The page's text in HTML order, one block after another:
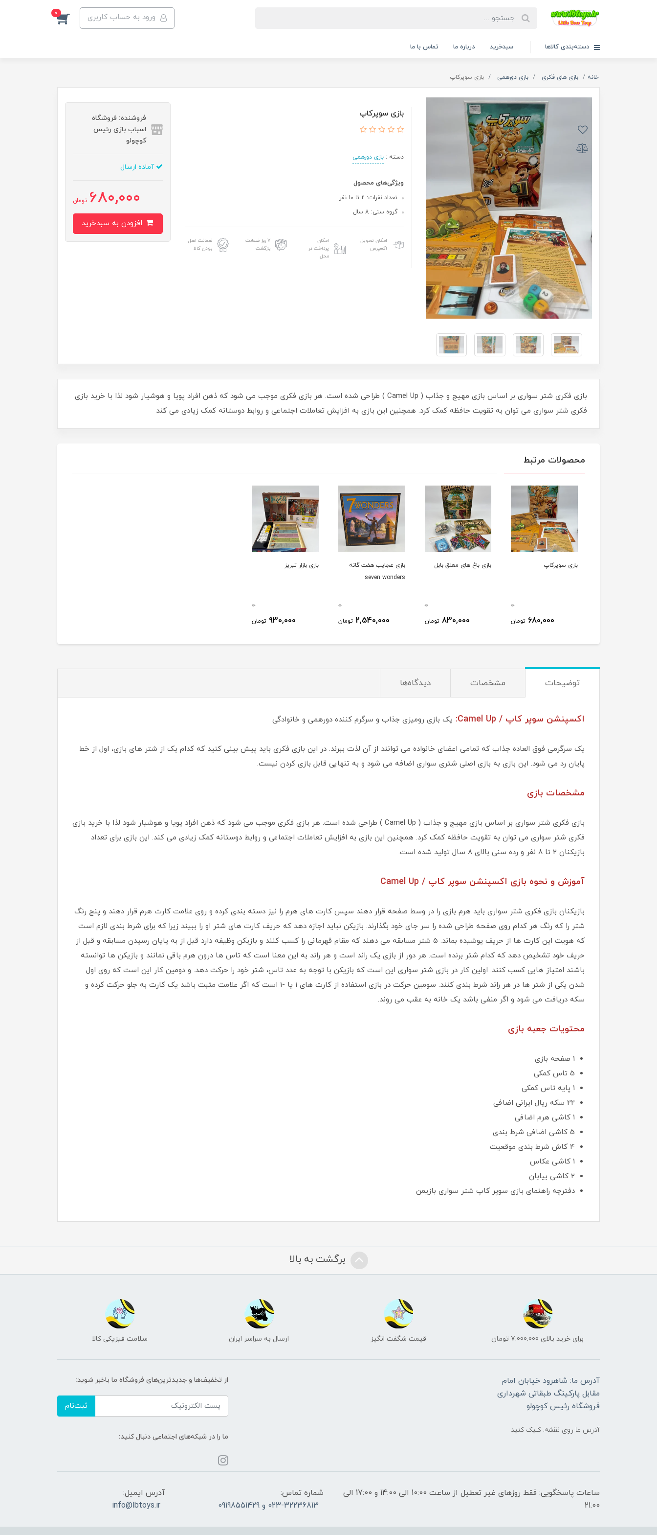
ورود به حساب کاربری 0
دسته‌بندی کالاها سبدخرید درباره ما تماس با ما
خانه بازی های فکری بازی دورهمی بازی سوپرکاپ
بازی سوپرکاپ
دسته :بازی دورهمی
ویژگی‌های محصول
تعداد نفرات: 2 تا 10 نفر
گروه سنی: 8 سال
امکان تحویل
اکسپرس
امکان
پرداخت در
محل
۷ روز ضمانت
بازگشت
ضمانت اصل
بودن کالا
فروشنده: فروشگاه
اسباب بازی رئیس
کوچولو
آماده ارسال
680,000 تومان
بازی فکری شتر سواری بر اساس بازی مهیج و جذاب ( Camel Up ) طراحی شده است. هر بازی فکری موجب می‌ شود که ذهن افراد پویا و هوشیار شود لذا با خرید بازی
فکری شتر سواری می‌ توان به تقویت حافظه کمک کرد. همچنین این بازی به افزایش تعاملات اجتماعی و روابط دوستانه کمک زیادی می ‌کند
محصولات مرتبط
بازی سوپرکاپ
0
680,000 تومان
بازی باغ های معلق بابل
0
830,000 تومان
بازی عجایب هفت گانه
seven wonders
0
2,540,000 تومان
بازی بازار تبريز
0
930,000 تومان
توضیحات مشخصات دیدگاه‌ها
اکسپنشن سوپر کاپ / Camel Up: یک بازی رومیزی جذاب و سرگرم کننده دورهمی و خانوادگی
یک سرگرمی فوق العاده جذاب که تمامی اعضای خانواده می توانند از آن لذت ببرند. در این بازی فکری باید پیش بینی کنید که کدام یک از شتر های بازی، اول از خط
پایان رد می شود. این بازی به بازی اصلی شتری سواری اضافه می شود و به تنهایی قابل بازی کردن نیست.
مشخصات بازی
بازی فکری شتر سواری بر اساس بازی مهیج و جذاب ( Camel Up ) طراحی شده است. هر بازی فکری موجب می‌ شود که ذهن افراد پویا و هوشیار شود لذا با خرید بازی
فکری شتر سواری می‌ توان به تقویت حافظه کمک کرد. همچنین این بازی به افزایش تعاملات اجتماعی و روابط دوستانه کمک زیادی می ‌کند. این بازی برای تعداد
بازیکنان 2 تا 8 نفر و رده سنی بالای 8 سال تولید شده است.
آموزش و نحوه بازی اکسپنشن سوپر کاپ / Camel Up
بازیکنان بازی فکری شتر سواری باید هرم بازی را در وسط صفحه قرار دهند سپس کارت ‌های هرم را نیز دسته ‌بندی کرده و روی علامت کارت هرم قرار دهند و پنج رنگ
شتر را که رنگ هر کدام روی صفحه طراحی شده را سر جای خود بگذارند. بازیکن نباید اجازه دهد که حریف کارت‌ های شتر او را ببیند زیرا که برای شرط ‌بندی لازم است
که هویت این کارت‌ ها از حریف پوشیده بماند. ۵ شتر مسابقه می ‌دهند که مقام قهرمانی را کسب کنند و بازیکن وظیفه دارد قبل از به پایان رسیدن مسابقه و قبل از
حریف خود تشخیص دهد که کدام شتر برنده است. هر دور از بازی یک راند است و هر راند به این معنا است که تاس‌ ها درون هرم باقی نمانند و بازیکن‌ ها توانسته
باشند امتیاز هایی کسب کنند. اولین کار در بازی شتر سواری این است که بازیکن با توجه به عدد تاس، شتر خود را حرکت دهد. و دومین کار این است که روی اول
شدن یکی از شتر ها در هر راند شرط‌ بندی کنند. سومین حرکت در بازی استفاده از کارت‌ های ۱ یا -۱ است که اگر علامت مثبت باشد یک کارت به جلو حرکت کرده و
سکه دریافت می ‌شود و اگر منفی باشد یک خانه به عقب می‌ روند.
محتویات جعبه بازی
1 صفحه بازی
5 تاس کمکی
1 پایه تاس کمکی
22 سکه ریال ایرانی اضافی
1 کاشی هرم اضافی
5 کاشی اضافی شرط بندی
4 کاش شرط بندی موقعیت
1 کاشی عکاس
2 کاشی بیابان
دفترچه راهنمای بازی سوپر کاپ شتر سواری بازیمن
برگشت به بالا
برای خرید بالای 7.000.000 تومان قیمت شگفت انگیز ارسال به سراسر ایران سلامت فیزیکی کالا
آدرس ما: شاهرود خیابان امام
مقابل پارکینگ طبقاتی شهرداری
فروشگاه رئیس کوچولو
آدرس ما روی نقشه: کلیک کنید
از تخفیف‌ها و جدیدترین‌های فروشگاه ما باخبر شوید:
ثبت‌نام
ما را در شبکه‌های اجتماعی دنبال کنید:
ساعات پاسخگویی: فقط روزهای غیر تعطیل از ساعت 10:00 الی 14:00 و 17:00 الی
21:00
شماره تماس:
023-32236813 و 09198551429
آدرس ایمیل:
info@lbtoys.ir